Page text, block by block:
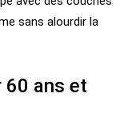
sans alourdir la
60 ans et